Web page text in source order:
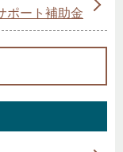
ポート補助金